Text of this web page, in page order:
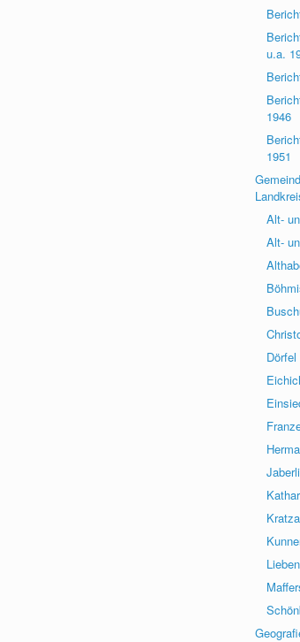
u.a.
1946
1951
Alt-
Alt-
Dörfel